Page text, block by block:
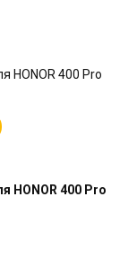
HONOR 400 Pro